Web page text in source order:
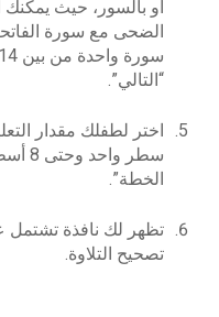
أو بالسور، حيث
الضحى مع سورة
“التالي”.
اختر لطفلك مقدار
سطر
الخطة”.
تظهر لك نافذة
تصحيح التلاوة.